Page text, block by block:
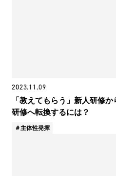
2023.11.09
「教えてもらう」新人研修
研修へ転換するには？
主体性発揮